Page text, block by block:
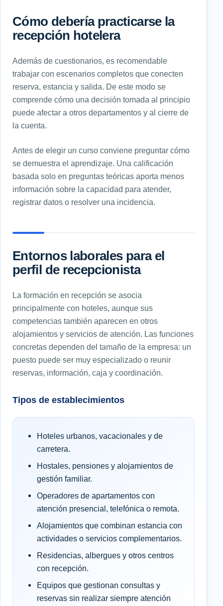
Cómo debería practicarse la
recepción hotelera
Además de cuestionarios, es recomendable
trabajar con escenarios completos que conecten
reserva, estancia y salida. De este modo se
comprende cómo una decisión tomada al principio
puede afectar a otros departamentos y al cierre de
la cuenta.
Antes de elegir un curso conviene preguntar cómo
se demuestra el aprendizaje. Una calificación
basada solo en preguntas teóricas aporta menos
información sobre la capacidad para atender,
registrar datos o resolver una incidencia.
Entornos laborales para el
perfil de recepcionista
La formación en recepción se asocia
principalmente con hoteles, aunque sus
competencias también aparecen en otros
alojamientos y servicios de atención. Las funciones
concretas dependen del tamaño de la empresa: un
puesto puede ser muy especializado o reunir
reservas, información, caja y coordinación.
Tipos de establecimientos
Hoteles urbanos, vacacionales y de
carretera.
Hostales, pensiones y alojamientos de
gestión familiar.
Operadores de apartamentos con
atención presencial, telefónica o remota.
Alojamientos que combinan estancia con
actividades o servicios complementarios.
Residencias, albergues y otros centros
con recepción.
Equipos que gestionan consultas y
reservas sin realizar siempre atención